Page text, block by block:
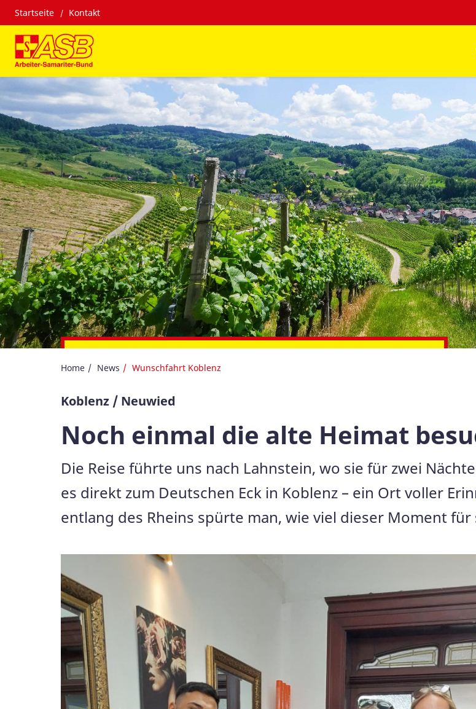
Startseite Kontakt
Home News Wunschfahrt Koblenz
Koblenz / Neuwied
Noch einmal die alte Heimat
Die Reise führte uns nach Lahnstein, wo sie für zwei
es direkt zum Deutschen Eck in Koblenz – ein Ort voller
entlang des Rheins spürte man, wie viel dieser Moment
Galerie